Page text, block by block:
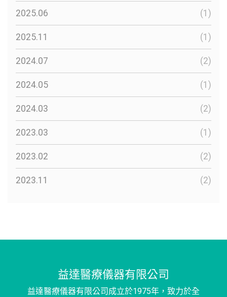
2025.06 (1)
2025.11 (1)
2024.07 (2)
2024.05 (1)
2024.03 (2)
2023.03 (1)
2023.02 (2)
2023.11 (2)
益達醫療儀器有限公司
益達醫療儀器有限公司成立於1975年，致力於全